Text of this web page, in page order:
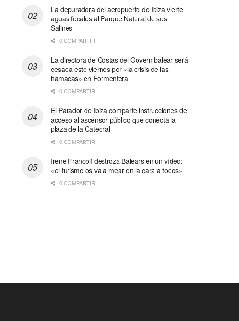
La depuradora del aeropuerto de Ibiza vierte
aguas fecales al Parque Natural de ses
Salines
0 COMPARTIR
La directora de Costas del Govern balear será
cesada este viernes por «la crisis de las
hamacas» en Formentera
0 COMPARTIR
El Parador de Ibiza comparte instrucciones de
acceso al ascensor público que conecta la
plaza de la Catedral
0 COMPARTIR
Irene Francolí destroza Balears en un vídeo:
«el turismo os va a mear en la cara a todos»
0 COMPARTIR